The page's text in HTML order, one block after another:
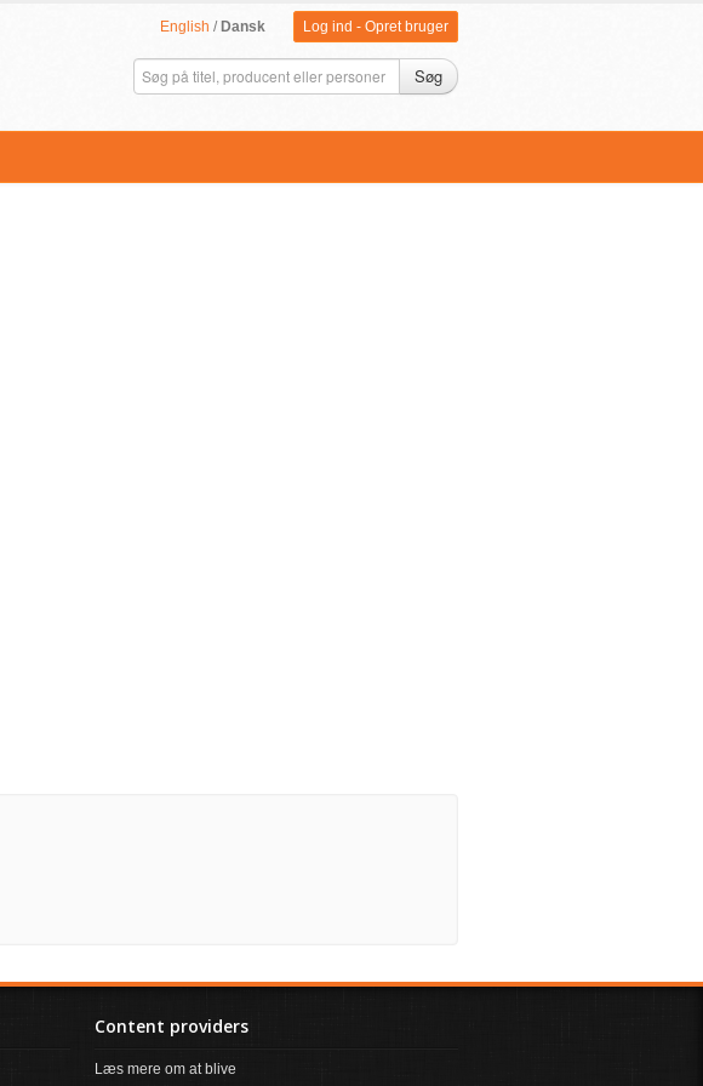
English / Dansk Log ind - Opret bruger
Søg
Content providers
Læs mere om at blive